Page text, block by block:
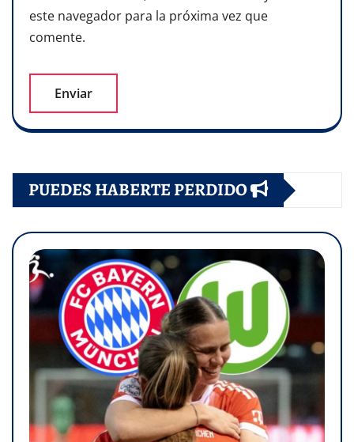
este navegador para la próxima vez que
comente.
PUEDES HABERTE PERDIDO